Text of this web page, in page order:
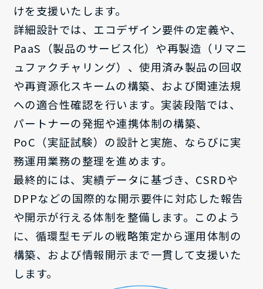
けを支援いたします。
詳細設計では、エコデザイン要件の定義や、
PaaS（製品のサービス化）や再製造（リマニ
ュファクチャリング）、使用済み製品の回収
や再資源化スキームの構築、および関連法規
への適合性確認を行います。実装段階では、
パートナーの発掘や連携体制の構築、
PoC（実証試験）の設計と実施、ならびに実
務運用業務の整理を進めます。
最終的には、実績データに基づき、CSRDや
DPPなどの国際的な開示要件に対応した報告
や開示が行える体制を整備します。このよう
に、循環型モデルの戦略策定から運用体制の
構築、および情報開示まで一貫して支援いた
します。